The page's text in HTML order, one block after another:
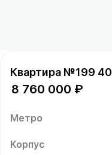
Квартира №199
8 760 000 ₽
Метро
Корпус